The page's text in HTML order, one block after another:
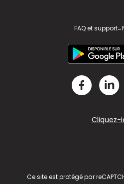
FAQ et support-
Cliquez-
Ce site est protégé par